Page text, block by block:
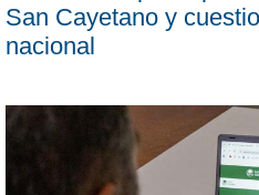
San Cayetano y
nacional